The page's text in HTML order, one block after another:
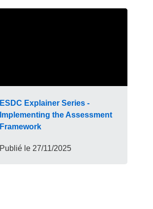
ESDC Explainer Series -
Implementing the Assessment
Framework
Publié le 27/11/2025